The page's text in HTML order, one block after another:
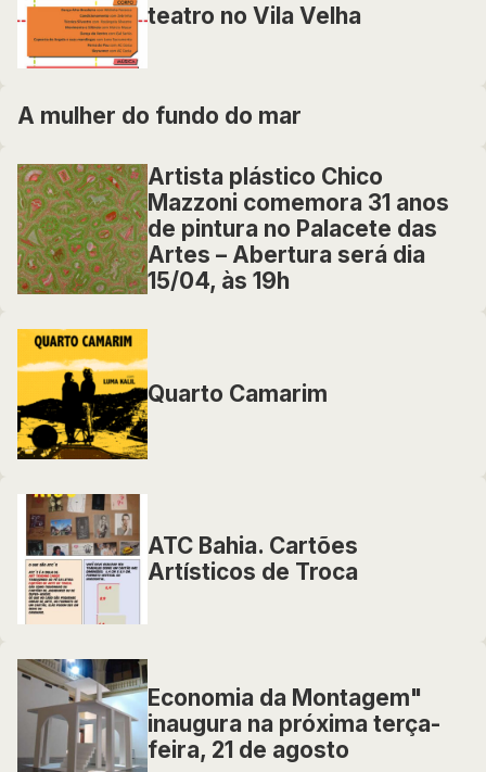
teatro no Vila Velha
A mulher do fundo do mar
Artista plástico Chico
Mazzoni comemora 31 anos
de pintura no Palacete das
Artes – Abertura será dia
15/04, às 19h
Quarto Camarim
ATC Bahia. Cartões
Artísticos de Troca
Economia da Montagem"
inaugura na próxima terça-
feira, 21 de agosto